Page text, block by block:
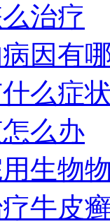
治疗
因有
么症
么办
生物
牛皮